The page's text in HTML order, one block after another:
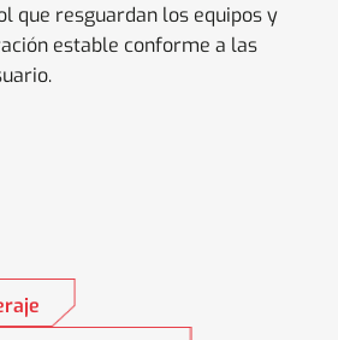
que resguardan los equipos y
estable conforme a las